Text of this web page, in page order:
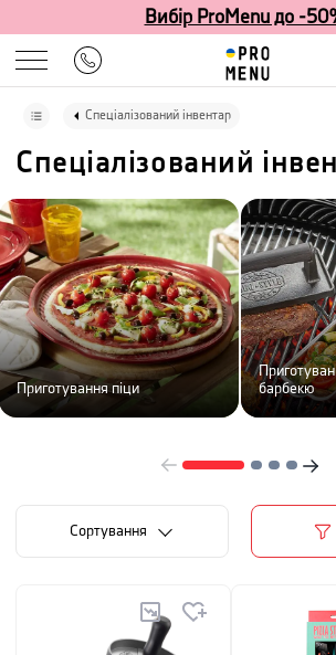
Вибір ProMenu до -
Спеціалізований інвентар
Спеціалізований
Приготування піци
барбекю
Сортування